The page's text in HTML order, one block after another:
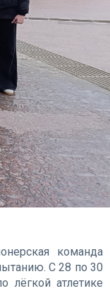
команда
С 28 по 30
лёгкой атлетике